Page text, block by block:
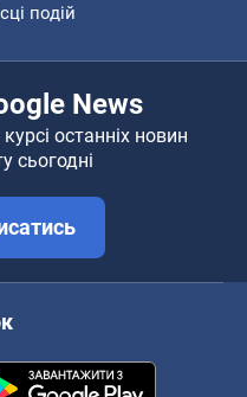
подій
News
останніх новин
сьогодні